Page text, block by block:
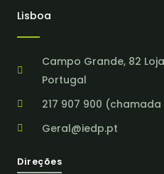
Lisboa
Campo Grande, 82
Portugal
217 907 900
Geral@iedp.pt
Direções